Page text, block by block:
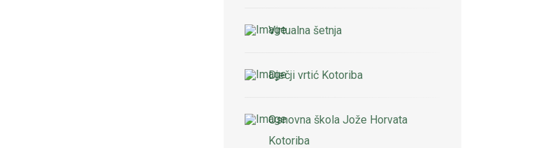
Virtualna šetnja
Dječji vrtić Kotoriba
Osnovna škola Jože Horvata
Kotoriba